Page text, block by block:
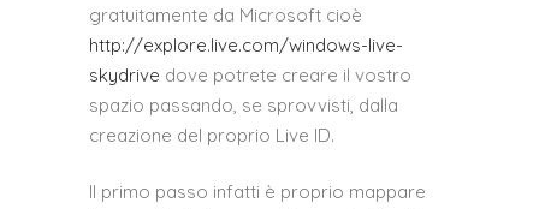
gratuitamente da Microsoft cioè
http://explore.live.com/windows-live-
skydrive dove potrete creare il vostro
spazio passando, se sprovvisti, dalla
creazione del proprio Live ID.
Il primo passo infatti è proprio mappare